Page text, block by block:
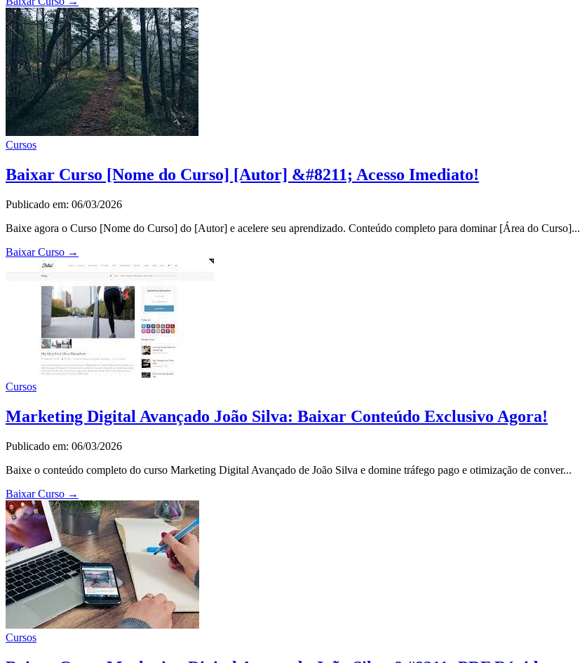
Cursos
Baixar Curso [Nome do Curso] [Autor] &#8211; Acesso Imediato!
Publicado em: 06/03/2026
Baixe agora o Curso [Nome do Curso] do [Autor] e acelere seu aprendizado. Conteúdo completo para dominar [Área do Curso]...
Baixar Curso →
Cursos
Marketing Digital Avançado João Silva: Baixar Conteúdo Exclusivo Agora!
Publicado em: 06/03/2026
Baixe o conteúdo completo do curso Marketing Digital Avançado de João Silva e domine tráfego pago e otimização de conver...
Baixar Curso →
Cursos